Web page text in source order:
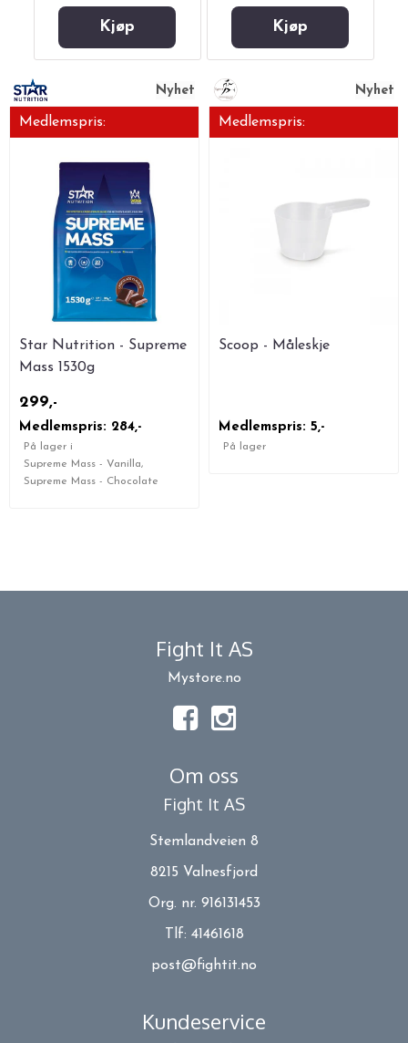
Kjøp Kjøp
Nyhet
Medlemspris:
Star Nutrition - Supreme
Mass 1530g
299,-
Medlemspris: 284,-
På lager i
Supreme Mass - Vanilla,
Supreme Mass - Chocolate
Nyhet
Medlemspris:
Scoop - Måleskje
Medlemspris: 5,-
På lager
Fight It AS
Mystore.no
Om oss
Fight It AS
Stemlandveien 8
8215 Valnesfjord
Org. nr. 916131453
Tlf: 41461618
post@fightit.no
Kundeservice